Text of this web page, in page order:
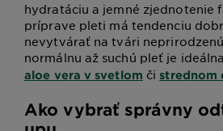
hydratáciu a jemné zjednotenie
príprave pleti má tendenciu
nevytvárať na tvári
normálnu až suchú pleť je ideálna
aloe vera v svetlom čistrednom
Ako vybrať správny